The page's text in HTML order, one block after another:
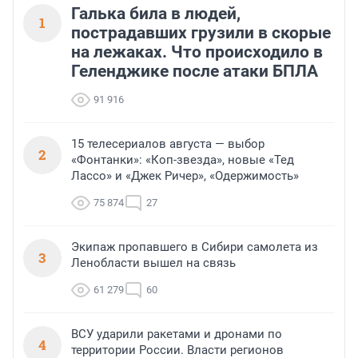
1
Галька била в людей,
пострадавших грузили в скорые
на лежаках. Что происходило в
Геленджике после атаки БПЛА
91 916
2
15 телесериалов августа — выбор
«Фонтанки»: «Коп-звезда», новые «Тед
Лассо» и «Джек Ричер», «Одержимость»
75 874 27
3
Экипаж пропавшего в Сибири самолета из
Ленобласти вышел на связь
61 279 60
4
ВСУ ударили ракетами и дронами по
территории России. Власти регионов